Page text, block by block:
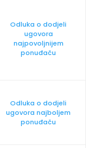
Odluka o dodjeli
ugovora
najpovoljnijem
ponuđaču
Odluka o dodjeli
ugovora najboljem
ponuđaču